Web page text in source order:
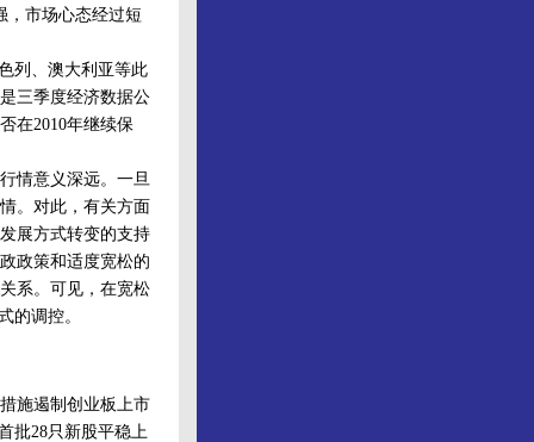
，市场心态经过短
列、澳大利亚等此
三季度经济数据公
在2010年继续保
情意义深远。一旦
。对此，有关方面
展方式转变的支持
政策和适度宽松的
系。可见，在宽松
的调控。
施遏制创业板上市
批28只新股平稳上